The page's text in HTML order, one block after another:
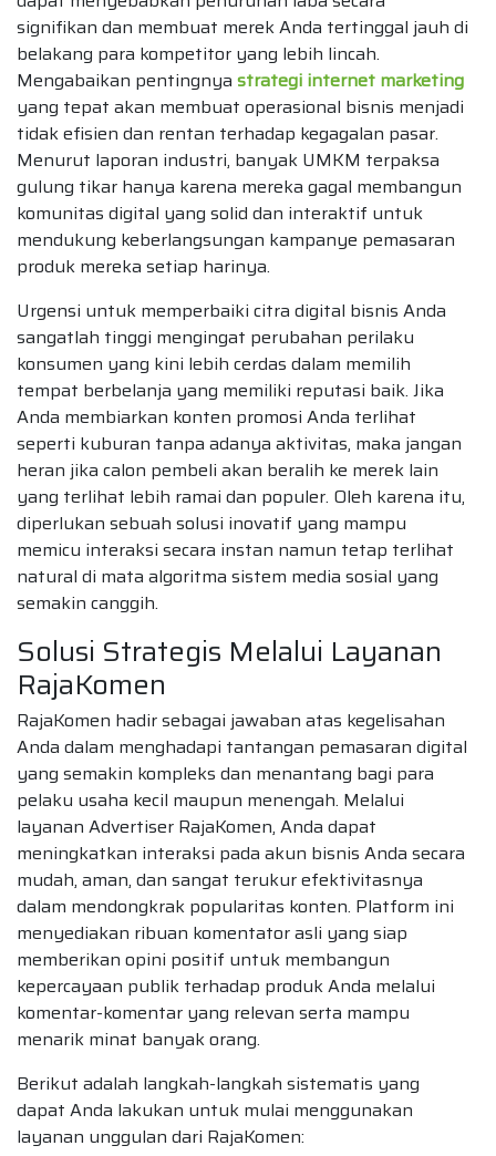
signifikan dan membuat merek Anda tertinggal jauh di
belakang para kompetitor yang lebih lincah.
Mengabaikan pentingnya strategi internet marketing
yang tepat akan membuat operasional bisnis menjadi
tidak efisien dan rentan terhadap kegagalan pasar.
Menurut laporan industri, banyak UMKM terpaksa
gulung tikar hanya karena mereka gagal membangun
komunitas digital yang solid dan interaktif untuk
mendukung keberlangsungan kampanye pemasaran
produk mereka setiap harinya.
Urgensi untuk memperbaiki citra digital bisnis Anda
sangatlah tinggi mengingat perubahan perilaku
konsumen yang kini lebih cerdas dalam memilih
tempat berbelanja yang memiliki reputasi baik. Jika
Anda membiarkan konten promosi Anda terlihat
seperti kuburan tanpa adanya aktivitas, maka jangan
heran jika calon pembeli akan beralih ke merek lain
yang terlihat lebih ramai dan populer. Oleh karena itu,
diperlukan sebuah solusi inovatif yang mampu
memicu interaksi secara instan namun tetap terlihat
natural di mata algoritma sistem media sosial yang
semakin canggih.
Solusi Strategis Melalui Layanan
RajaKomen
RajaKomen hadir sebagai jawaban atas kegelisahan
Anda dalam menghadapi tantangan pemasaran digital
yang semakin kompleks dan menantang bagi para
pelaku usaha kecil maupun menengah. Melalui
layanan Advertiser RajaKomen, Anda dapat
meningkatkan interaksi pada akun bisnis Anda secara
mudah, aman, dan sangat terukur efektivitasnya
dalam mendongkrak popularitas konten. Platform ini
menyediakan ribuan komentator asli yang siap
memberikan opini positif untuk membangun
kepercayaan publik terhadap produk Anda melalui
komentar-komentar yang relevan serta mampu
menarik minat banyak orang.
Berikut adalah langkah-langkah sistematis yang
dapat Anda lakukan untuk mulai menggunakan
layanan unggulan dari RajaKomen: